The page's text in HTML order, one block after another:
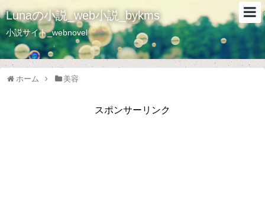
Lunaの小説_web小説_bykms
小説サイト_webnovel
ホーム 美容
スポンサーリンク